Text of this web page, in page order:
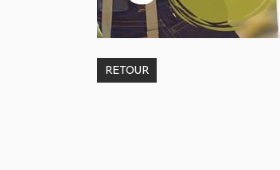
RETOUR